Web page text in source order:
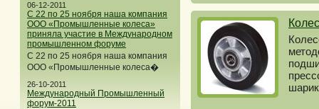
06-12-2011
С 22 по 25 ноября наша компания
ООО «Промышленные колеса»
приняла участие в Международном
промышленном форуме
С 22 по 25 ноября наша компания
ООО «Промышленные колеса�
26-10-2011
Международный Промышленный
форум-2011